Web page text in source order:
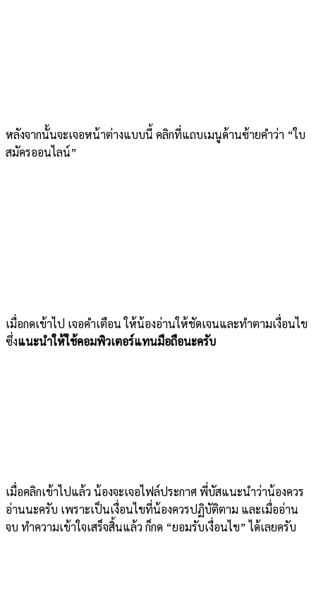
หลังจากนั้นจะเจอหน้าต่างแบบนี้ คลิกที่แถบเมนูด้านซ้ายคำว่า “ใบ
สมัครออนไลน์”
เมื่อกดเข้าไป เจอคำเตือน ให้น้องอ่านให้ชัดเจนและทำตามเงื่อนไข
ซึ่งแนะนำให้ใช้คอมพิวเตอร์แทนมือถือนะครับ
เมื่อคลิกเข้าไปแล้ว น้องจะเจอไฟล์ประกาศ พี่บัสแนะนำว่าน้องควร
อ่านนะครับ เพราะเป็นเงื่อนไขที่น้องควรปฏิบัติตาม และเมื่ออ่าน
จบ ทำความเข้าใจเสร็จสิ้นแล้ว ก็กด “ยอมรับเงื่อนไข” ได้เลยครับ